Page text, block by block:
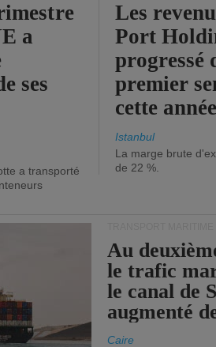
a
ses
a transporté
Les
Port
progressé
premier
cette
Istanbul
La marge brute
de 22 %.
Au
le trafic
le canal de
augmenté
Caire